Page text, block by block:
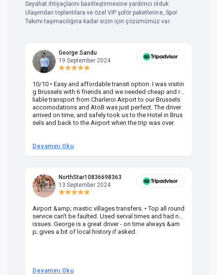
Seyahat ihtiyaçlarını basitleştirmesine yardımcı olduk.
Ulaşımdan toplantılara ve özel VIP şoför paketlerine, Spor
Takımı taşımacılığına kadar sizin için çözümümüz var.
George Sandu
19 September 2024
10/10 • Easy and affordable transit option. I was visitin
g Brussels with 6 friends and we needed cheap and re
liable transport from Charleroi Airport to our Brussels
accomodations and AtoB was just perfect. The driver
arrived on time, and safely took us to the Hotel in Brus
sels and back to the Airport when the trip was over.
Devamını Oku
NorthStar10836698363
13 September 2024
Airport &amp; mastic villages transfers. • Top all round
service can't be faulted. Used serval times and had no
issues. George is a great driver - on time always &am
p; gives a bit of local history if asked.
Devamını Oku